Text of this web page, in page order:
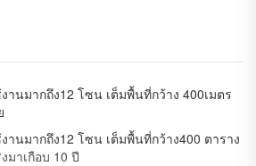
นมากถึง12 โซน เต็มพื้นที่กว้าง 400เมตร
นมากถึง12 โซน เต็มพื้นที่กว้าง400 ตาราง
มาเกือบ 10 ปี